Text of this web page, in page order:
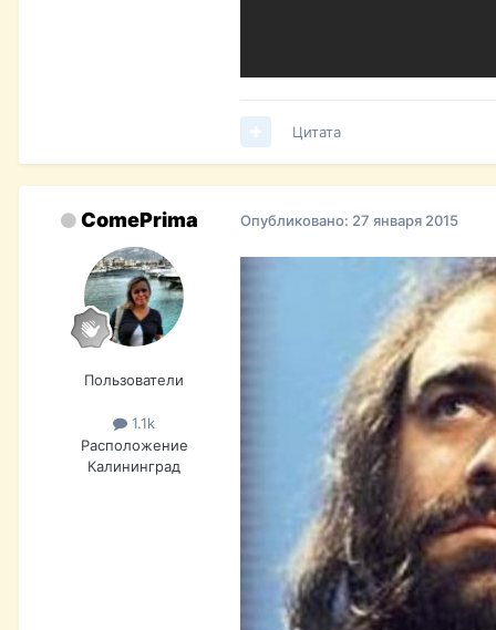
Цитата
ComePrima
Пользователи
1.1k
Расположение
Калининград
Опубликовано: 27 января 2015